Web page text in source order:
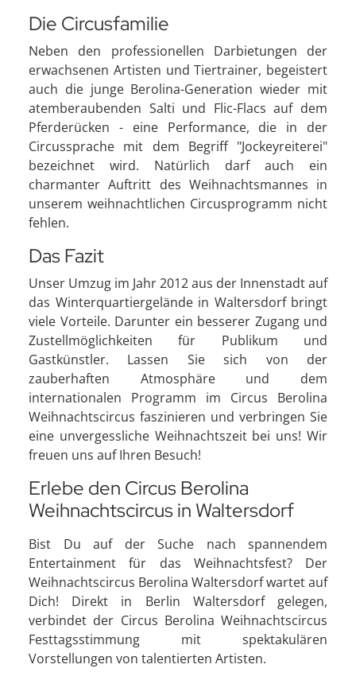
Die Circusfamilie
Neben den professionellen Darbietungen der
erwachsenen Artisten und Tiertrainer, begeistert
auch die junge Berolina-Generation wieder mit
atemberaubenden Salti und Flic-Flacs auf dem
Pferderücken - eine Performance, die in der
Circussprache mit dem Begriff "Jockeyreiterei"
bezeichnet wird. Natürlich darf auch ein
charmanter Auftritt des Weihnachtsmannes in
unserem weihnachtlichen Circusprogramm nicht
fehlen.
Das Fazit
Unser Umzug im Jahr 2012 aus der Innenstadt auf
das Winterquartiergelände in Waltersdorf bringt
viele Vorteile. Darunter ein besserer Zugang und
Zustellmöglichkeiten für Publikum und
Gastkünstler. Lassen Sie sich von der
zauberhaften Atmosphäre und dem
internationalen Programm im Circus Berolina
Weihnachtscircus faszinieren und verbringen Sie
eine unvergessliche Weihnachtszeit bei uns! Wir
freuen uns auf Ihren Besuch!
Erlebe den Circus Berolina
Weihnachtscircus in Waltersdorf
Bist Du auf der Suche nach spannendem
Entertainment für das Weihnachtsfest? Der
Weihnachtscircus Berolina Waltersdorf wartet auf
Dich! Direkt in Berlin Waltersdorf gelegen,
verbindet der Circus Berolina Weihnachtscircus
Festtagsstimmung mit spektakulären
Vorstellungen von talentierten Artisten.